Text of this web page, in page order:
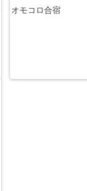
オモコロ合宿